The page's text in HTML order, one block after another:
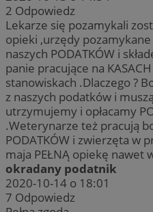
2 Odpowiedz
Lekarze się pozamykali
opieki ,urzędy pozamykane
naszych PODATKÓW i
panie pracujące na
stanowiskach .Dlaczego ?
z naszych podatków i
utrzymujemy i opłacamy
.Weterynarze też pracują
PODATKÓW i zwierzęta w
maja PEŁNĄ opiekę nawet
okradany podatnik
2020-10-14 o 18:01
7 Odpowiedz